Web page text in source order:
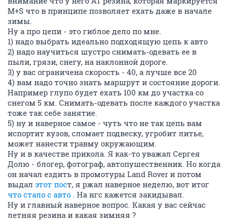
M+S что в принципе позволяет ехать даже в начале
зимы.
Ну а про цепи - это гиблое дело по мне.
1) надо выбрать идеально подходящую цепь к авто
2) надо научиться шустро снимать-одевать ее в
пыли, грязи, снегу, на наклонной дороге.
3) у вас ограничена скорость - 40, а лучше все 20
4) вам надо точно знать маршрут и состояние дороги.
Например глупо будет ехать 100 км до участка со
снегом 5 км. Снимать-одевать после каждого участка
тоже так себе занятие.
5) ну и наверное самое - чуть что не так цепь вам
испортит кузов, сломает подвеску, угробит литье,
может нанести травму окружающим.
Ну и в качестве прикола. Я как-то уважал Сергея
Долю - блогер, фотограф, автопушественник. Но когда
он начал ездить в промотуры Land Rover и потом
выдал этот пост, я ржал наверное неделю, вот итог
что стало с авто . На нгс кажется закидывал.
Ну и главный наверное вопрос. Какая у вас сейчас
летняя резина и какая зимняя ?